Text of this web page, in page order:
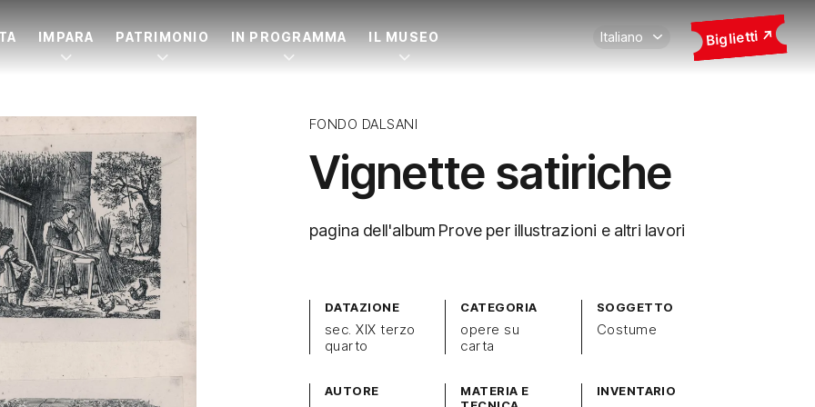
IMPARA PATRIMONIO IN PROGRAMMA IL MUSEO Biglietti
FONDO DALSANI
Vignette satiriche
pagina dell'album Prove per illustrazioni e altri lavori
DATAZIONE
sec. XIX terzo
quarto
CATEGORIA
opere su
carta
SOGGETTO
Costume
AUTORE
MATERIA E
INVENTARIO